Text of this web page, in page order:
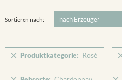
Spätburgunder
Winklerberg Hinter Winklen
Winklerberg Winklen
Ihringen
Sortieren nach:
Produktkategorie: Rosé